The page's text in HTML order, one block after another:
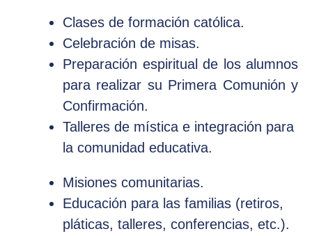
Clases de formación católica.
Celebración de misas.
Preparación espiritual de los alumnos
para realizar su Primera Comunión y
Confirmación.
Talleres de mística e integración para
la comunidad educativa.
Misiones comunitarias.
Educación para las familias (retiros,
pláticas, talleres, conferencias, etc.).